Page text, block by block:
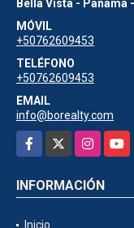
Bella Vista - Panamá
MÓVIL
+50762609453
TELÉFONO
+50762609453
EMAIL
info@borealty.com
Facebook
Instagram
INFORMACIÓN
Inicio